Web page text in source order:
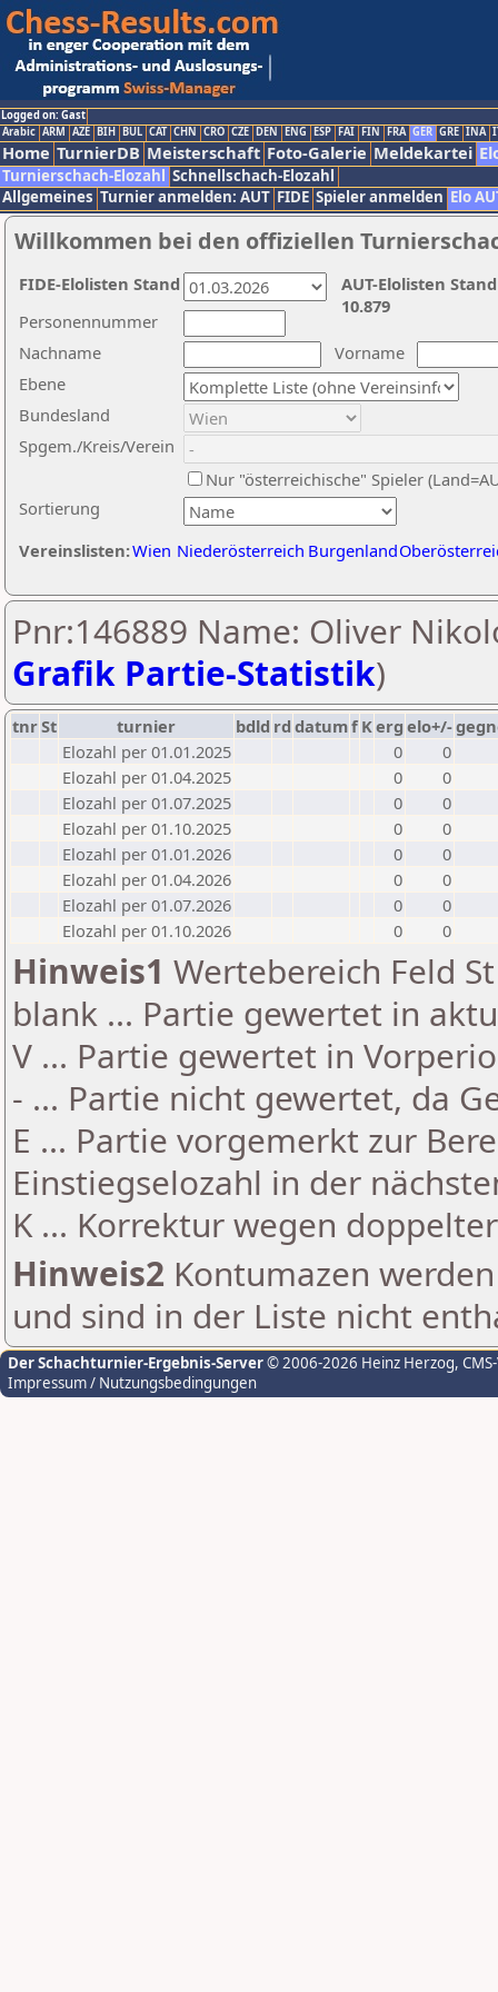
Logged on: Gast
Arabic ARM AZE BIH BUL CAT CHN CRO CZE DEN ENG ESP FAI FIN FRA GER GRE INA
Home TurnierDB Meisterschaft Foto-Galerie Meldekartei
Turnierschach-Elozahl Schnellschach-Elozahl
Allgemeines Turnier anmelden: AUT FIDE Spieler anmelden Elo
Willkommen bei den offiziellen
Nachname
Vorname
Ebene
Sortierung
Personennummer
Bundesland
Spgem./Kreis/Verein
Nur "österreichische" Spieler
Vereinslisten:Wien Niederösterreich Burgenland
AUT-Elolisten
10.879
FIDE-Elolisten Stand
Pnr:146889 Name: Oliver
Grafik Partie-Statistik)
tnrSt turnier bdld rd datumf Kerg elo+/-
Elozahl per 01.01.2025
0
0
Elozahl per 01.04.2025
0
0
Elozahl per 01.07.2025
0
0
Elozahl per 01.10.2025
0
0
Elozahl per 01.01.2026
0
0
Elozahl per 01.04.2026
0
0
Elozahl per 01.07.2026
0
0
Elozahl per 01.10.2026
0 0
Hinweis1 Wertebereich Feld
blank ... Partie gewertet in
V ... Partie gewertet in
- ... Partie nicht gewertet, da
E ... Partie vorgemerkt zur
Einstiegselozahl in der
K ... Korrektur wegen
Hinweis2 Kontumazen
und sind in der Liste nicht
Der Schachturnier-Ergebnis-Server© 2006-2026 Heinz Herzog,
Impressum / Nutzungsbedingungen